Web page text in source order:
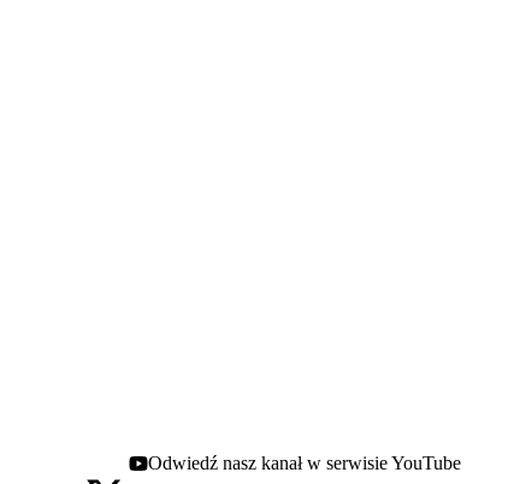
Youtube - otwiera się w nowej karcie
Odwiedź nasz kanał w serwisie YouTube